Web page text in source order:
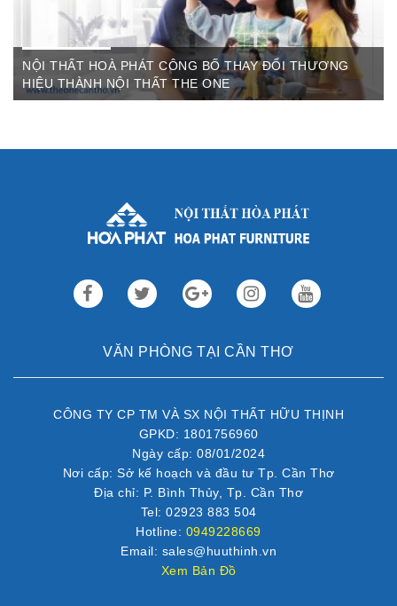
NỘI THẤT HOÀ PHÁT CÔNG BỐ THAY ĐỔI THƯƠNG
HIỆU THÀNH NỘI THẤT THE ONE
VĂN PHÒNG TẠI CẦN THƠ
CÔNG TY CP TM VÀ SX NỘI THẤT HỮU THỊNH
GPKD: 1801756960
Ngày cấp: 08/01/2024
Nơi cấp: Sở kế hoạch và đầu tư Tp. Cần Thơ
Địa chỉ: P. Bình Thủy, Tp. Cần Thơ
Tel: 02923 883 504
Hotline: 0949228669
Email: sales@huuthinh.vn
Xem Bản Đồ